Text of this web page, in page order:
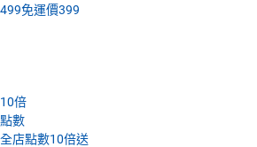
499免運價399
10倍
點數
全店點數10倍送